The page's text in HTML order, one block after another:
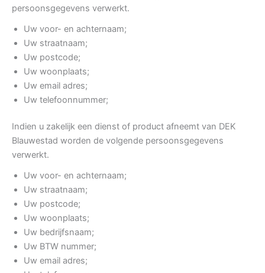
persoonsgegevens verwerkt.
Uw voor- en achternaam;
Uw straatnaam;
Uw postcode;
Uw woonplaats;
Uw email adres;
Uw telefoonnummer;
Indien u zakelijk een dienst of product afneemt van DEK
Blauwestad worden de volgende persoonsgegevens
verwerkt.
Uw voor- en achternaam;
Uw straatnaam;
Uw postcode;
Uw woonplaats;
Uw bedrijfsnaam;
Uw BTW nummer;
Uw email adres;